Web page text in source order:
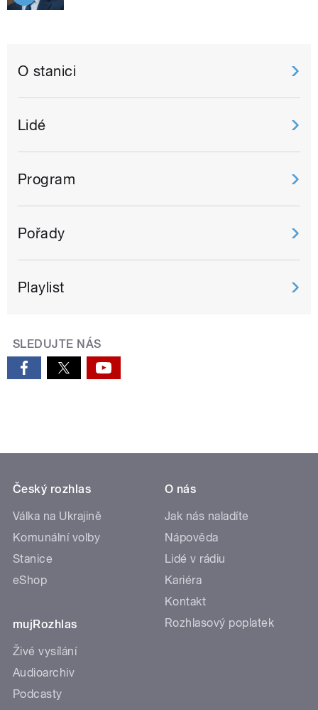
O stanici
Lidé
Program
Pořady
Playlist
SLEDUJTE NÁS
Český rozhlas
Válka na Ukrajině
Komunální volby
Stanice
eShop
mujRozhlas
Živé vysílání
Audioarchiv
Podcasty
O nás
Jak nás naladíte
Nápověda
Lidé v rádiu
Kariéra
Kontakt
Rozhlasový poplatek